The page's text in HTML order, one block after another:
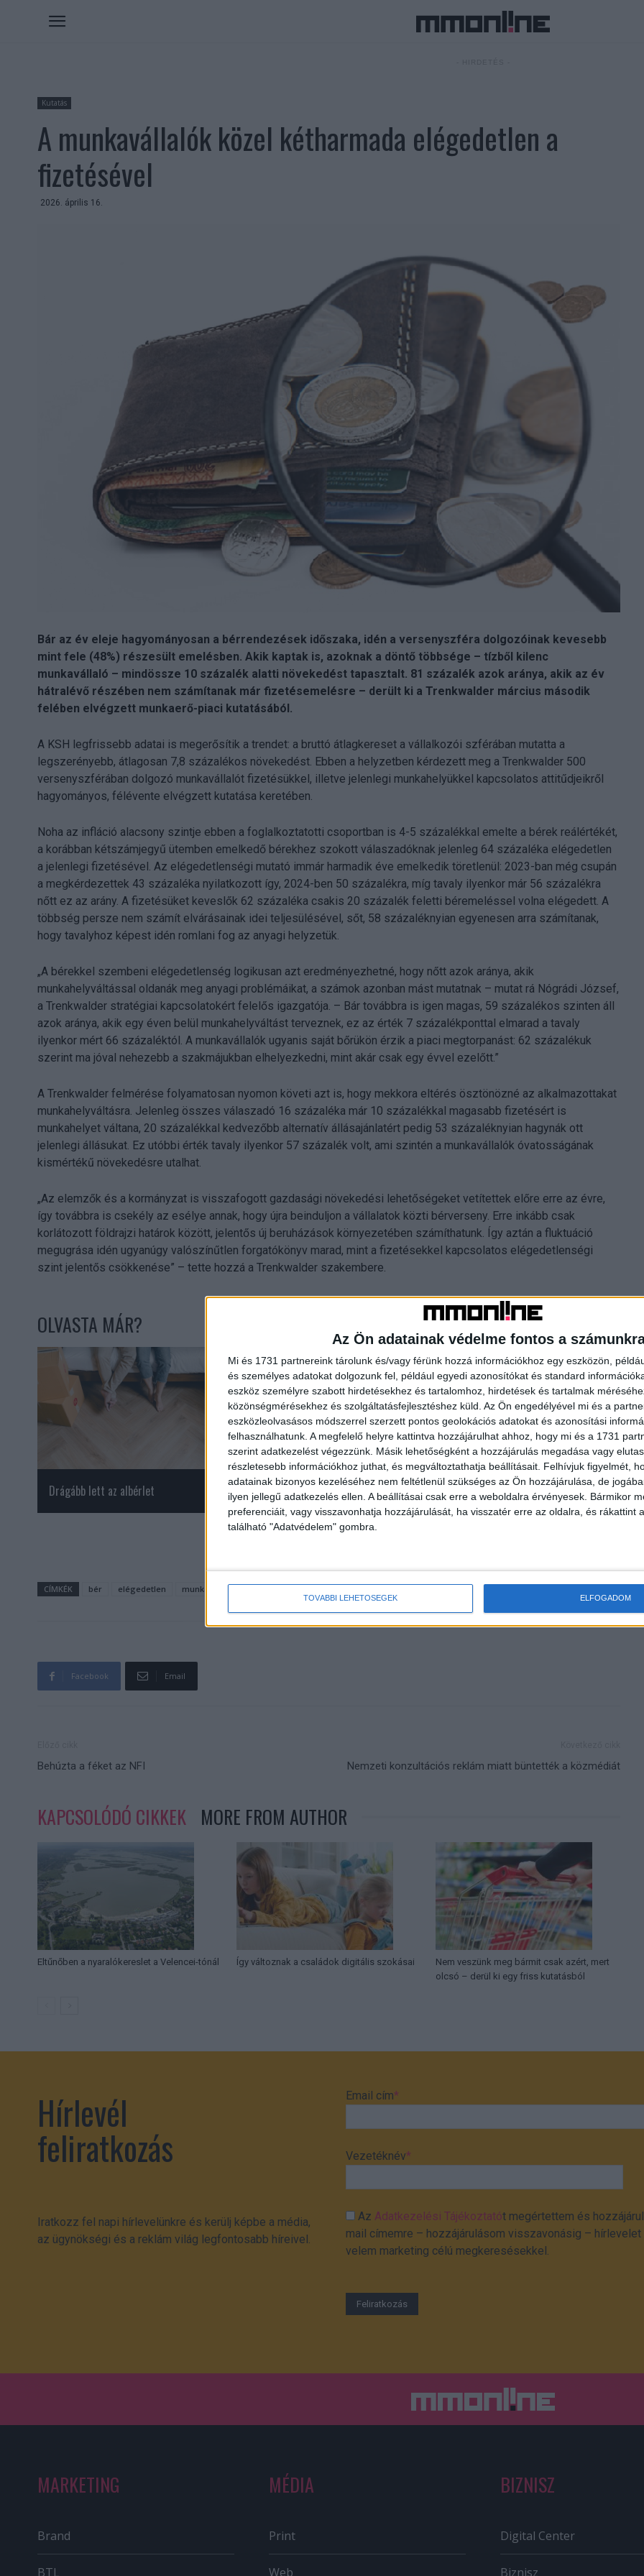
Az Ön adatainak védelme fontos a
Mi és 1731 partnereink tárolunk és/vagy férünk hozzá információkhoz egy eszközön,
és személyes adatokat dolgozunk fel, például egyedi azonosítókat és standard
eszköz személyre szabott hirdetésekhez és tartalomhoz, hirdetések és tartalmak
közönségmérésekhez és szolgáltatásfejlesztéshez küld. Az Ön engedélyével mi és a
eszközleolvasásos módszerrel szerzett pontos geolokációs adatokat és azonosítási
felhasználhatunk. A megfelelő helyre kattintva hozzájárulhat ahhoz, hogy mi és a 1731
szerint adatkezelést végezzünk. Másik lehetőségként a hozzájárulás megadása vagy
részletesebb információkhoz juthat, és megváltoztathatja beállításait. Felhívjuk figyelmét,
adatainak bizonyos kezeléséhez nem feltétlenül szükséges az Ön hozzájárulása, de
ilyen jellegű adatkezelés ellen. A beállításai csak erre a weboldalra érvényesek. Bármikor
preferenciáit, vagy visszavonhatja hozzájárulását, ha visszatér erre az oldalra, és rákattint
található "Adatvédelem" gombra.
TOVÁBBI LEHETŐSÉGEK ELFOGADOM
Kutatás
A munkavállalók közel kétharmada elégedetlen a
fizetésével
2026. április 16.
Bár az év eleje hagyományosan a bérrendezések időszaka, idén a versenyszféra dolgozóinak kevesebb
mint fele (48%) részesült emelésben. Akik kaptak is, azoknak a döntő többsége – tízből kilenc
munkavállaló – mindössze 10 százalék alatti növekedést tapasztalt. 81 százalék azok aránya, akik az év
hátralévő részében nem számítanak már fizetésemelésre – derült ki a Trenkwalder március második
felében elvégzett munkaerő-piaci kutatásából.
A KSH legfrissebb adatai is megerősítik a trendet: a bruttó átlagkereset a vállalkozói szférában mutatta a
legszerényebb, átlagosan 7,8 százalékos növekedést. Ebben a helyzetben kérdezett meg a Trenkwalder 500
versenyszférában dolgozó munkavállalót fizetésükkel, illetve jelenlegi munkahelyükkel kapcsolatos attitűdjeikről
hagyományos, félévente elvégzett kutatása keretében.
Noha az infláció alacsony szintje ebben a foglalkoztatotti csoportban is 4-5 százalékkal emelte a bérek reálértékét,
a korábban kétszámjegyű ütemben emelkedő bérekhez szokott válaszadóknak jelenleg 64 százaléka elégedetlen
a jelenlegi fizetésével. Az elégedetlenségi mutató immár harmadik éve emelkedik töretlenül: 2023-ban még csupán
a megkérdezettek 43 százaléka nyilatkozott így, 2024-ben 50 százalékra, míg tavaly ilyenkor már 56 százalékra
nőtt ez az arány. A fizetésüket keveslők 62 százaléka csakis 20 százalék feletti béremeléssel volna elégedett. A
többség persze nem számít elvárásainak idei teljesülésével, sőt, 58 százaléknyian egyenesen arra számítanak,
hogy tavalyhoz képest idén romlani fog az anyagi helyzetük.
„A bérekkel szembeni elégedetlenség logikusan azt eredményezhetné, hogy nőtt azok aránya, akik
munkahelyváltással oldanák meg anyagi problémáikat, a számok azonban mást mutatnak – mutat rá Nógrádi József,
a Trenkwalder stratégiai kapcsolatokért felelős igazgatója. – Bár továbbra is igen magas, 59 százalékos szinten áll
azok aránya, akik egy éven belül munkahelyváltást terveznek, ez az érték 7 százalékponttal elmarad a tavaly
ilyenkor mért 66 százaléktól. A munkavállalók ugyanis saját bőrükön érzik a piaci megtorpanást: 62 százalékuk
szerint ma jóval nehezebb a szakmájukban elhelyezkedni, mint akár csak egy évvel ezelőtt.”
A Trenkwalder felmérése folyamatosan nyomon követi azt is, hogy mekkora eltérés ösztönözné az alkalmazottakat
munkahelyváltásra. Jelenleg összes válaszadó 16 százaléka már 10 százalékkal magasabb fizetésért is
munkahelyet váltana, 20 százalékkal kedvezőbb alternatív állásajánlatért pedig 53 százaléknyian hagynák ott
jelenlegi állásukat. Ez utóbbi érték tavaly ilyenkor 57 százalék volt, ami szintén a munkavállalók óvatosságának
kismértékű növekedésre utalhat.
„Az elemzők és a kormányzat is visszafogott gazdasági növekedési lehetőségeket vetítettek előre erre az évre,
így továbbra is csekély az esélye annak, hogy újra beinduljon a vállalatok közti bérverseny. Erre inkább csak
korlátozott földrajzi határok között, jelentős új beruházások környezetében számíthatunk. Így aztán a fluktuáció
megugrása idén ugyanúgy valószínűtlen forgatókönyv marad, mint a fizetésekkel kapcsolatos elégedetlenségi
szint jelentős csökkenése” – tette hozzá a Trenkwalder szakembere.
OLVASTA MÁR?
Drágább lett az albérlet Már várják a nevezéseket a PREXA-ra
TOP50 Leaders Forum – Ahol a
rangsorok életre kelnek
CÍMKÉK bér elégedetlen munkavállaló
Facebook Email
Behúzta a féket az NFI Nemzeti konzultációs reklám miatt büntették a közmédiát
KAPCSOLÓDÓ CIKKEK MORE FROM AUTHOR
Eltűnőben a nyaralókereslet a Velencei-tónál Így változnak a családok digitális szokásai
Nem veszünk meg bármit csak azért, mert
olcsó – derül ki egy friss kutatásból
Hírlevél
feliratkozás
Iratkozz fel napi hírlevelünkre és kerülj képbe a média,
az ügynökségi és a reklám világ legfontosabb híreivel.
Email cím*
Vezetéknév*
Az Adatkezelési Tájékoztatót megértettem és
mail címemre – hozzájárulásom visszavonásig –
velem marketing célú megkeresésekkel.
MARKETING
Brand
BTL
MÉDIA
Print
Web
BIZNISZ
Digital Center
Biznisz